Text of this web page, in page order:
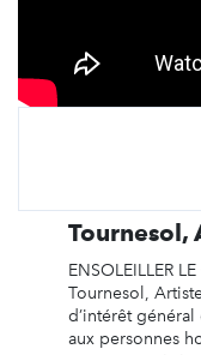
Tournesol,
ENSOLEILLER
Tournesol,
d’intérêt
aux personnes